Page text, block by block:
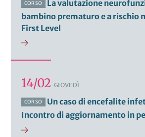
CORSO
La valutazione
bambino prematuro e a rischio
First Level
14/02 GIOVEDÌ
CORSO
Un caso di encefalite
Incontro di aggiornamento in